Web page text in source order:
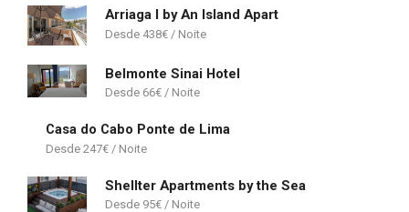
Arriaga I by An Island Apart
438€
Belmonte Sinai Hotel
66€
Casa do Cabo Ponte de Lima
247€
Shellter Apartments by the Sea
95€